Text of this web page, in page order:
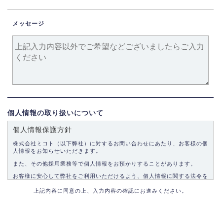
メッセージ
個人情報の取り扱いについて
個人情報保護方針
株式会社ミコト（以下弊社）に対するお問い合わせにあたり、お客様の個
人情報をお知らせいただきます。
また、その他採用業務等で個人情報をお預かりすることがあります。
お客様に安心して弊社をご利用いただけるよう、個人情報に関する法令を
上記内容に同意の上、入力内容の確認にお進みください。